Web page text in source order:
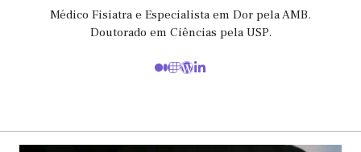
Médico Fisiatra e Especialista em Dor pela AMB.
Doutorado em Ciências pela USP.